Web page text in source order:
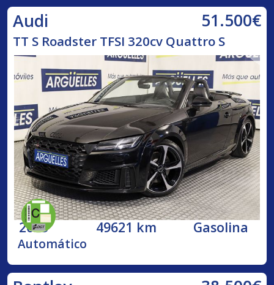
Audi 51.500€
TT S Roadster TFSI 320cv Quattro S
2023 49621 km Gasolina
Automático